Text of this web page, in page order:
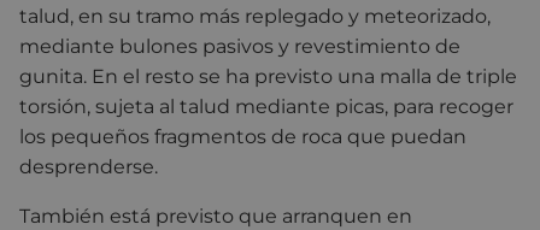
talud, en su tramo más replegado y meteorizado,
mediante bulones pasivos y revestimiento de
gunita. En el resto se ha previsto una malla de triple
torsión, sujeta al talud mediante picas, para recoger
los pequeños fragmentos de roca que puedan
desprenderse.
También está previsto que arranquen en